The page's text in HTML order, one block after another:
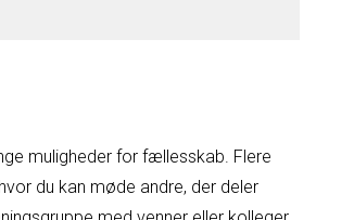
muligheder for fællesskab. Flere
du kan møde andre, der deler